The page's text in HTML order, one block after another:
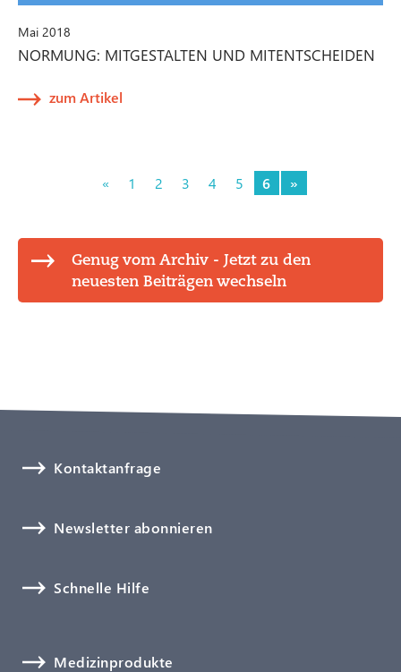
Mai 2018
NORMUNG: MITGESTALTEN UND MITENTSCHEIDEN
zum Artikel
« 1 2 3 4 5 6 »
Genug vom Archiv - Jetzt zu den
neuesten Beiträgen wechseln
Kontaktanfrage
Newsletter abonnieren
Schnelle Hilfe
Medizinprodukte